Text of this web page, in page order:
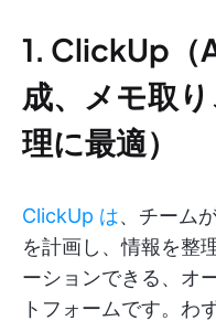
1. ClickUp（
成、メモ取
理に最適）
ClickUp は、チーム
を計画し、情報を整
ーションできる、オ
トフォームです。わ